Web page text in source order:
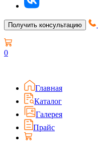
Получить консультацию
0
Главная
Каталог
Галерея
Прайс